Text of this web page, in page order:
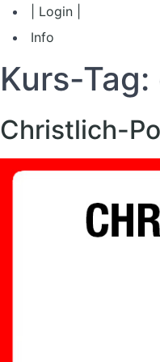
| Login |
Info
Kurs-Tag:
Christlich-